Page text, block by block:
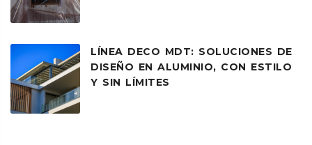
LÍNEA DECO MDT: SOLUCIONES DE
DISEÑO EN ALUMINIO, CON ESTILO
Y SIN LÍMITES